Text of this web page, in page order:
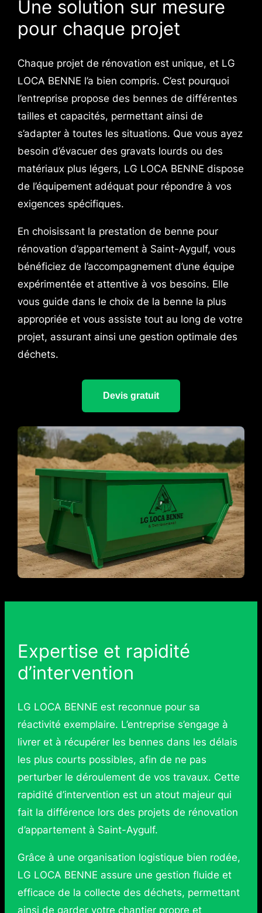
Une solution sur mesure
pour chaque projet
Chaque projet de rénovation est unique, et LG
LOCA BENNE l’a bien compris. C’est pourquoi
l’entreprise propose des bennes de différentes
tailles et capacités, permettant ainsi de
s’adapter à toutes les situations. Que vous ayez
besoin d’évacuer des gravats lourds ou des
matériaux plus légers, LG LOCA BENNE dispose
de l’équipement adéquat pour répondre à vos
exigences spécifiques.
En choisissant la prestation de benne pour
rénovation d’appartement à Saint-Aygulf, vous
bénéficiez de l’accompagnement d’une équipe
expérimentée et attentive à vos besoins. Elle
vous guide dans le choix de la benne la plus
appropriée et vous assiste tout au long de votre
projet, assurant ainsi une gestion optimale des
déchets.
Devis gratuit
Expertise et rapidité
d’intervention
LG LOCA BENNE est reconnue pour sa
réactivité exemplaire. L’entreprise s’engage à
livrer et à récupérer les bennes dans les délais
les plus courts possibles, afin de ne pas
perturber le déroulement de vos travaux. Cette
rapidité d’intervention est un atout majeur qui
fait la différence lors des projets de rénovation
d’appartement à Saint-Aygulf.
Grâce à une organisation logistique bien rodée,
LG LOCA BENNE assure une gestion fluide et
efficace de la collecte des déchets, permettant
ainsi de garder votre chantier propre et